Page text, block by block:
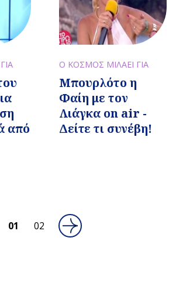
από
Ο ΚΟΣΜΟΣ ΜΙΛΑΕΙ ΓΙΑ
Μπουρλότο η
Φαίη με τον
Λιάγκα on air -
Δείτε τι συνέβη!
01 02